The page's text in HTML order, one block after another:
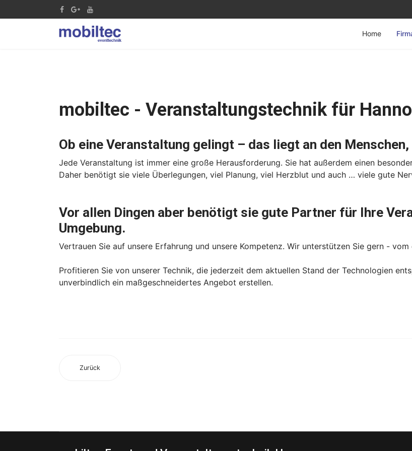
Home
mobiltec - Veranstaltungstechnik für
Ob eine Veranstaltung gelingt – das liegt an den
Jede Veranstaltung ist immer eine große Herausforderung. Sie hat außerdem einen
Daher benötigt sie viele Überlegungen, viel Planung, viel Herzblut und auch … viele gute
Vor allen Dingen aber benötigt sie gute Partner für Ihre
Umgebung.
Vertrauen Sie auf unsere Erfahrung und unsere Kompetenz. Wir unterstützen Sie gern -
Profitieren Sie von unserer Technik, die jederzeit dem aktuellen Stand der Technologien
unverbindlich ein maßgeschneidertes Angebot erstellen.
Zurück